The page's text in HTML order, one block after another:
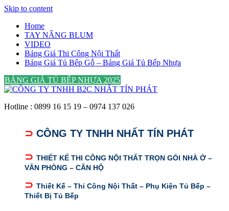
Skip to content
Home
TAY NÂNG BLUM
VIDEO
Bảng Giá Thi Công Nội Thất
Bảng Giá Tủ Bếp Gỗ – Bảng Giá Tủ Bếp Nhựa
BẢNG GIÁ TỦ BẾP NHỰA 2025
Hotline : 0899 16 15 19 – 0974 137 026
⊃ CÔNG TY TNHH NHẤT TÍN PHÁT
⊃ THIẾT KẾ THI CÔNG NỘI THẤT TRỌN GÓI NHÀ Ở –
VĂN PHÒNG – CĂN HỘ
⊃ Thiết Kế – Thi Công Nội Thất – Phụ Kiện Tủ Bếp –
Thiết Bị Tủ Bếp